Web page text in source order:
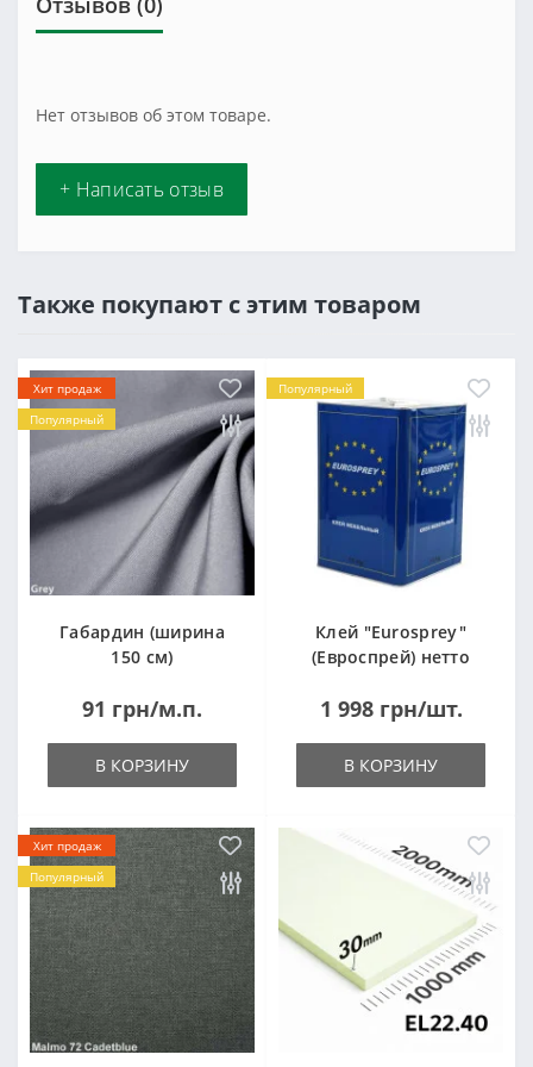
Нет отзывов об этом товаре.
+ Написать отзыв
Также покупают с этим товаром
Хит продаж
Популярный
Габардин (ширина
150 см)
91 грн/м.п.
В КОРЗИНУ
Популярный
Клей "Eurosprey"
(Евроспрей) нетто
1 998 грн/шт.
В КОРЗИНУ
Хит продаж
Популярный